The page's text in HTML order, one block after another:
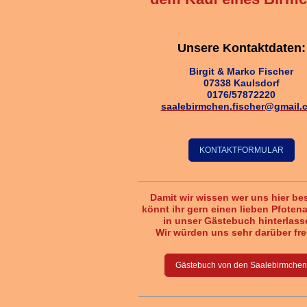
Unsere Kontaktdaten:
Birgit & Marko Fischer
07338 Kaulsdorf
0176/57872220
KONTAKTFORMULAR
Damit wir wissen wer uns hier
könnt ihr gern einen lieben
in unser Gästebuch
Wir würden uns sehr darüber
Gästebuch von den Saalebirmchen